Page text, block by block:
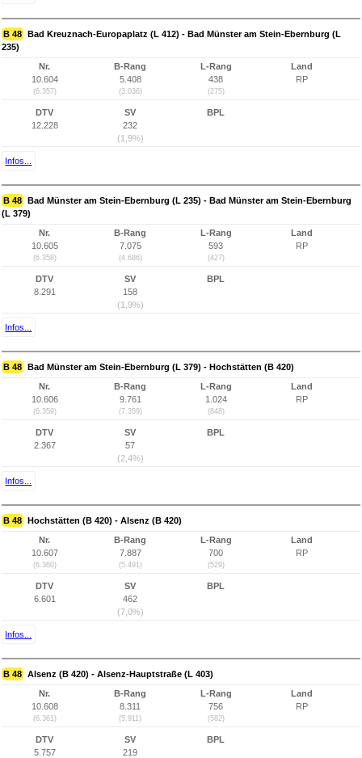
B 48 Bad Kreuznach-Europaplatz (L 412) - Bad Münster am Stein-Ebernburg (L
235)
Nr.
10.604
(6.357)
B-Rang
5.408
(3.036)
L-Rang
438
(275)
Land
RP
DTV
12.228
SV
232
(1,9%)
BPL
Infos...
B 48 Bad Münster am Stein-Ebernburg (L 235) - Bad Münster am Stein-Ebernburg
(L 379)
Nr.
10.605
(6.358)
B-Rang
7.075
(4.686)
L-Rang
593
(427)
Land
RP
DTV
8.291
SV
158
(1,9%)
BPL
Infos...
B 48 Bad Münster am Stein-Ebernburg (L 379) - Hochstätten (B 420)
Nr.
10.606
(6.359)
B-Rang
9.761
(7.359)
L-Rang
1.024
(848)
Land
RP
DTV
2.367
SV
57
(2,4%)
BPL
Infos...
B 48 Hochstätten (B 420) - Alsenz (B 420)
Nr.
10.607
(6.360)
B-Rang
7.887
(5.491)
L-Rang
700
(529)
Land
RP
DTV
6.601
SV
462
(7,0%)
BPL
Infos...
B 48 Alsenz (B 420) - Alsenz-Hauptstraße (L 403)
Nr.
10.608
(6.361)
B-Rang
8.311
(5.911)
L-Rang
756
(582)
Land
RP
DTV
5.757
SV
219
BPL